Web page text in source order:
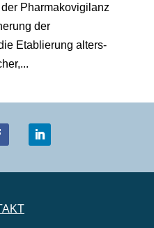
Pharmakovigilanz
der
Etablierung alters-